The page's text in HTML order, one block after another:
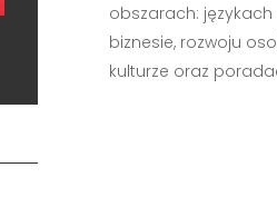
obszarach:
biznesie, rozwoju
kulturze oraz